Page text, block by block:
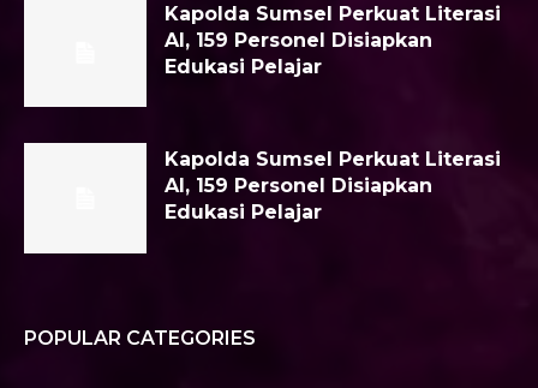
Kapolda Sumsel Perkuat Literasi
AI, 159 Personel Disiapkan
Edukasi Pelajar
Kapolda Sumsel Perkuat Literasi
AI, 159 Personel Disiapkan
Edukasi Pelajar
POPULAR CATEGORIES